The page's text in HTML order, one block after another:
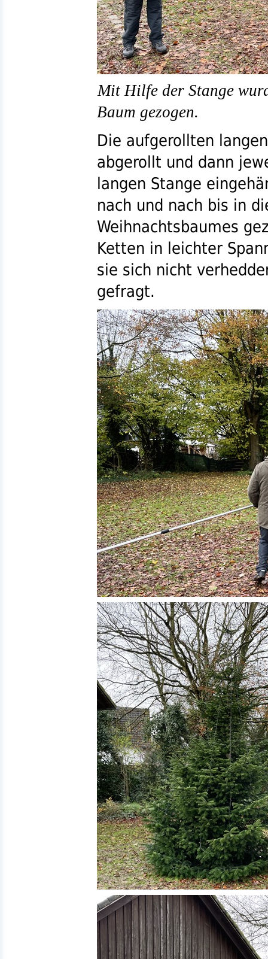
Mit Hilfe der Stange
Baum gezogen.
Die aufgerollten
abgerollt und dann
langen Stange
nach und nach bis in
Weihnachtsbaumes
Ketten in leichter
sie sich nicht
gefragt.